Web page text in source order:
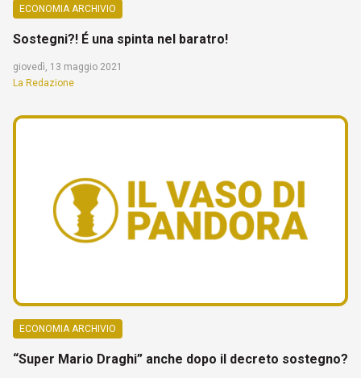
ECONOMIA ARCHIVIO
Sostegni?! É una spinta nel baratro!
giovedì, 13 maggio 2021
La Redazione
ECONOMIA ARCHIVIO
“Super Mario Draghi” anche dopo il decreto sostegno?